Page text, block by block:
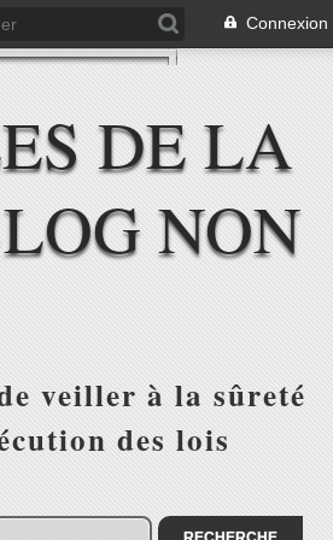
Connexion
DE LA
NON
veiller à la sûreté
des lois